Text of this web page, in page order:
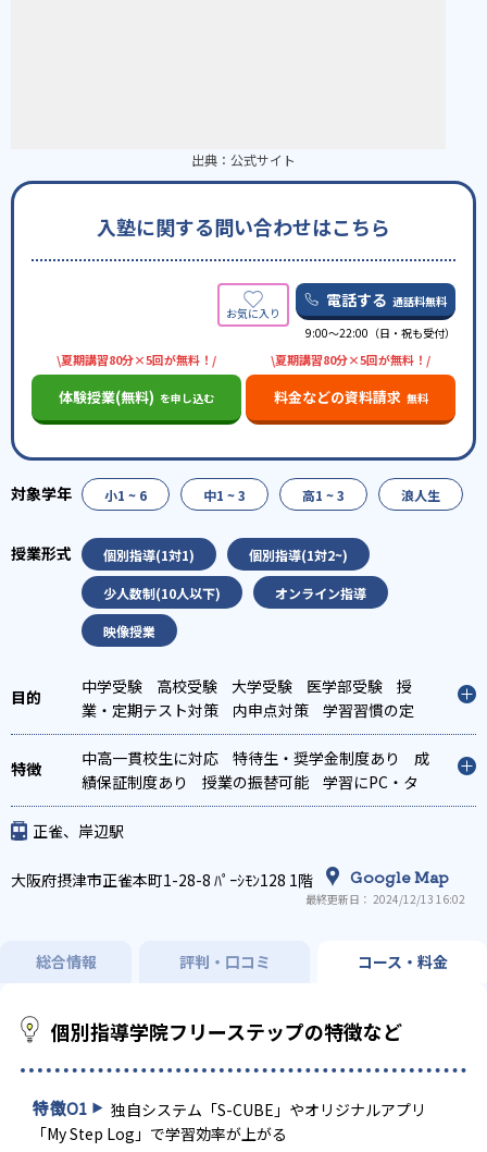
出典： 公式サイト
入塾に関する問い合わせはこちら
電話する 通話料無料
9:00～22:00（日・祝も受付）
\夏期講習80分×5回が無料！/
体験授業(無料) を申し込む
\夏期講習80分×5回が無料！/
料金などの資料請求 無料
小1 ~ 6 中1 ~ 3 高1 ~ 3 浪人生
個別指導(1対1) 個別指導(1対2~)
少人数制(10人以下) オンライン指導
映像授業
中学受験 高校受験 大学受験 医学部受験
授
業・定期テスト対策
内申点対策
学習習慣の定
着
総合型選抜(旧AO)対策 推薦入試対策
学校別
特化対策
国公立大対策 私大対策
共通テスト対
策
英検(英語検定)対策 漢検(漢字検定)対策
数
学特化対策
英語・英会話特化対策
その他科目別
特化対策
中高一貫校生に対応 特待生・奨学金制度あり
成
績保証制度あり
授業の振替可能
学習にPC・タ
ブレットを利用
オンライン対応
1科目から受講
可能
正雀、岸辺駅
大阪府摂津市正雀本町1-28-8 ﾊﾟｰｼﾓﾝ128 1階 Google Map
最終更新日： 2024/12/13 16:02
総合情報 評判・口コミ コース・料金
個別指導学院フリーステップの特徴など
特徴01
独自システム「S-CUBE」やオリジナルアプリ
「My Step Log」で学習効率が上がる